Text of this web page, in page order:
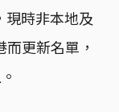
現時非本地及
更新名單，